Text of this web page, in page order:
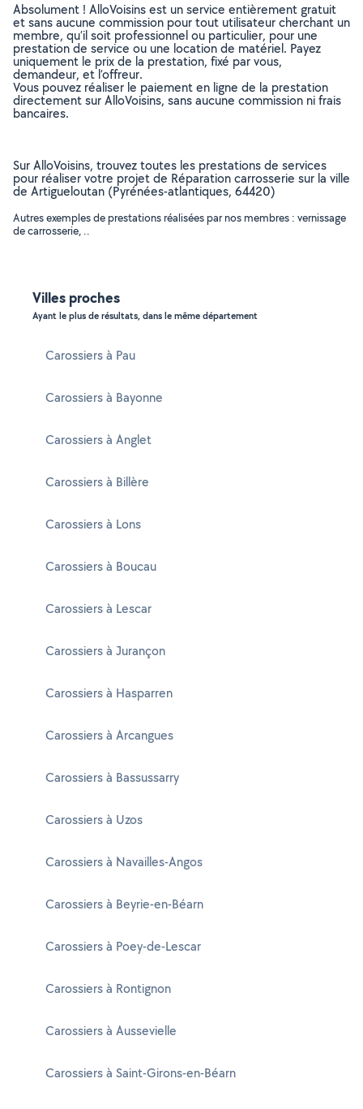
Absolument ! AlloVoisins est un service entièrement gratuit
et sans aucune commission pour tout utilisateur cherchant un
membre, qu’il soit professionnel ou particulier, pour une
prestation de service ou une location de matériel. Payez
uniquement le prix de la prestation, fixé par vous,
demandeur, et l’offreur.
Vous pouvez réaliser le paiement en ligne de la prestation
directement sur AlloVoisins, sans aucune commission ni frais
bancaires.
Sur AlloVoisins, trouvez toutes les prestations de services
pour réaliser votre projet de Réparation carrosserie sur la ville
de Artigueloutan (Pyrénées-atlantiques, 64420)
Autres exemples de prestations réalisées par nos membres : vernissage
de carrosserie, ..
Villes proches
Ayant le plus de résultats, dans le même département
Carossiers à Pau
Carossiers à Bayonne
Carossiers à Anglet
Carossiers à Billère
Carossiers à Lons
Carossiers à Boucau
Carossiers à Lescar
Carossiers à Jurançon
Carossiers à Hasparren
Carossiers à Arcangues
Carossiers à Bassussarry
Carossiers à Uzos
Carossiers à Navailles-Angos
Carossiers à Beyrie-en-Béarn
Carossiers à Poey-de-Lescar
Carossiers à Rontignon
Carossiers à Aussevielle
Carossiers à Saint-Girons-en-Béarn